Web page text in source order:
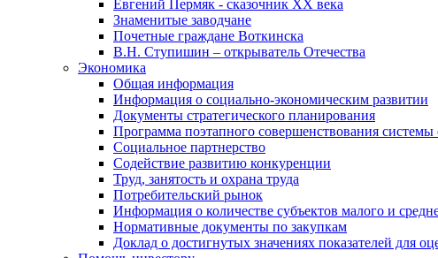
Евгений Пермяк - сказочник XX века
Знаменитые заводчане
Почетные граждане Воткинска
В.Н. Ступишин – открыватель Отечества
Экономика
Общая информация
Информация о социально-экономическим развитии
Документы стратегического планирования
Программа поэтапного совершенствования
Социальное партнерство
Содействие развитию конкуренции
Труд, занятость и охрана труда
Потребительский рынок
Информация о количестве субъектов малого и
Нормативные документы по закупкам
Доклад о достигнутых значениях показателей для